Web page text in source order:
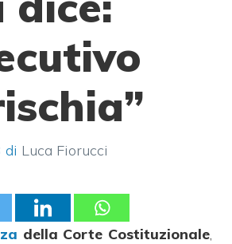
di Luca Fiorucci
della Corte Costituzionale,